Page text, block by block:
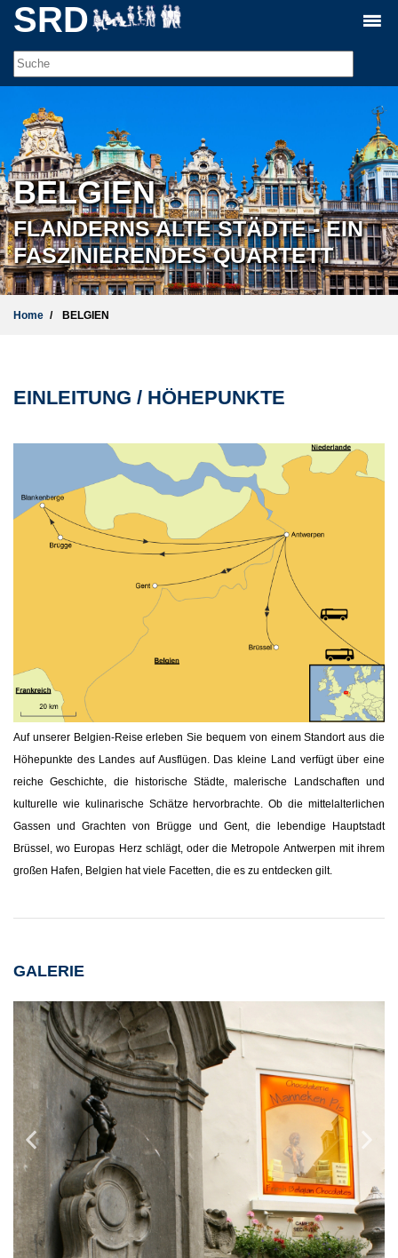
SRD
BELGIEN
FLANDERNS ALTE STÄDTE - EIN
FASZINIERENDES QUARTETT
Home BELGIEN
EINLEITUNG / HÖHEPUNKTE
Auf unserer Belgien-Reise erleben Sie bequem von einem Standort aus die
Höhepunkte des Landes auf Ausflügen. Das kleine Land verfügt über eine
reiche Geschichte, die historische Städte, malerische Landschaften und
kulturelle wie kulinarische Schätze hervorbrachte. Ob die mittelalterlichen
Gassen und Grachten von Brügge und Gent, die lebendige Hauptstadt
Brüssel, wo Europas Herz schlägt, oder die Metropole Antwerpen mit ihrem
großen Hafen, Belgien hat viele Facetten, die es zu entdecken gilt.
GALERIE